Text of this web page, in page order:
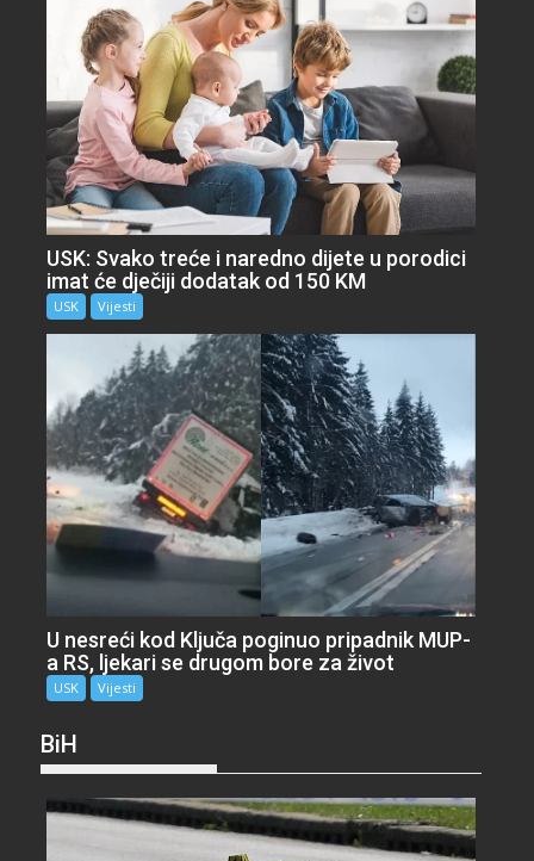
USK: Svako treće i naredno dijete u porodici
imat će dječiji dodatak od 150 KM
USK Vijesti
U nesreći kod Ključa poginuo pripadnik MUP-
a RS, ljekari se drugom bore za život
USK Vijesti
BiH